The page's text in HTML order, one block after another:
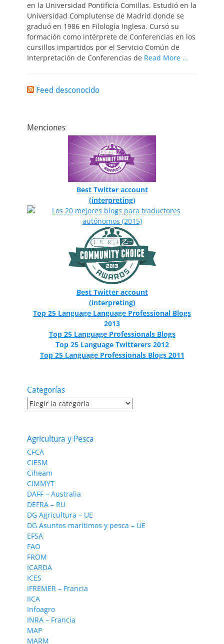
en la Universidad Pontificia Comillas. Estudió en la
Universidad Complutense de Madrid donde se
graduó en 1986 en Filología Inglesa. Cursó su
formación como intérprete de Conferencias en los
cursillos impartidos por el Servicio Común de
Interpretación de Conferencias de Read More …
Feed desconocido
Menciones
Best Twitter account
(interpreting)
Best Twitter account
(interpreting)
Top 25 Language Language Professional Blogs
2013
Top 25 Language Professionals Blogs
Top 25 Language Twitterers 2012
Top 25 Language Professionals Blogs 2011
Categorías
Categorías
Agricultura y Pesca
CFCA
CIESM
Ciheam
CIMMYT
DAFF – Australia
DEFRA – RU
DG Agricultura – UE
DG Asuntos marítimos y pesca – UE
EFSA
FAO
FROM
ICARDA
ICES
IFREMER – Francia
IICA
Infoagro
INRA – Francia
MAP
MARM